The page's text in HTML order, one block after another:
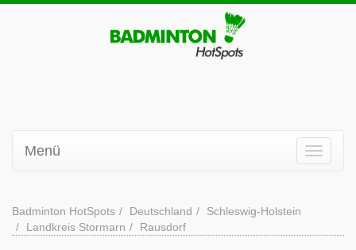
Menü
Badminton HotSpots Deutschland
Schleswig-Holstein
Landkreis Stormarn
Rausdorf